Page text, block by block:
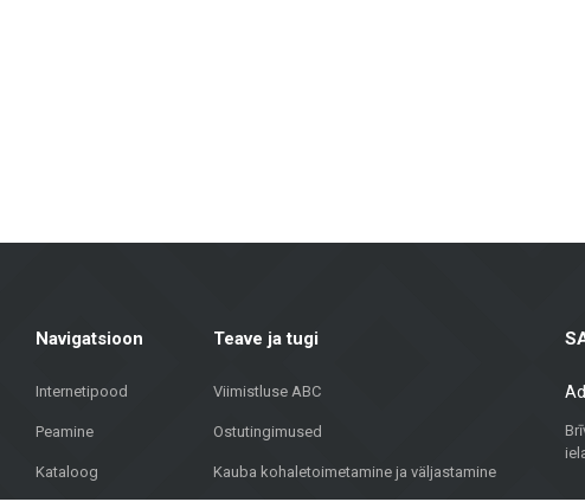
aadressil Brīvības gatve 323, Riia, et leida kvaliteetseid lahendusi oma projektile!
Navigatsioon
Internetipood
Peamine
Kataloog
Teave ja tugi
Viimistluse ABC
Ostutingimused
Kauba kohaletoimetamine ja väljastamine